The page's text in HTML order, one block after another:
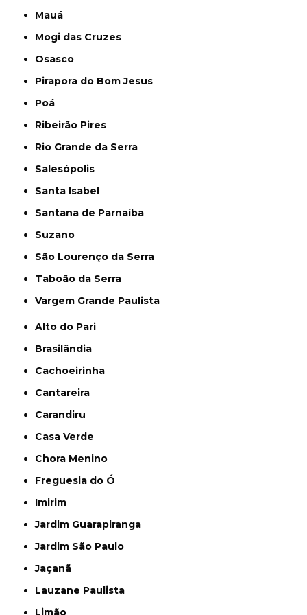
Mauá
Mogi das Cruzes
Osasco
Pirapora do Bom Jesus
Poá
Ribeirão Pires
Rio Grande da Serra
Salesópolis
Santa Isabel
Santana de Parnaíba
Suzano
São Lourenço da Serra
Taboão da Serra
Vargem Grande Paulista
Alto do Pari
Brasilândia
Cachoeirinha
Cantareira
Carandiru
Casa Verde
Chora Menino
Freguesia do Ó
Imirim
Jardim Guarapiranga
Jardim São Paulo
Jaçanã
Lauzane Paulista
Limão